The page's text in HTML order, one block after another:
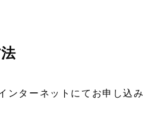
ンターネットにてお申し込み